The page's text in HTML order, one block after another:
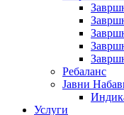
Ребаланс
Јавни
Услуги